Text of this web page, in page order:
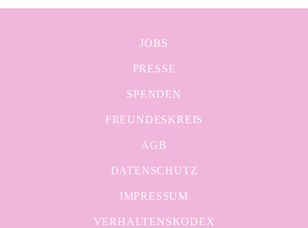
JOBS
PRESSE
SPENDEN
FREUNDESKREIS
AGB
DATENSCHUTZ
IMPRESSUM
VERHALTENSKODEX